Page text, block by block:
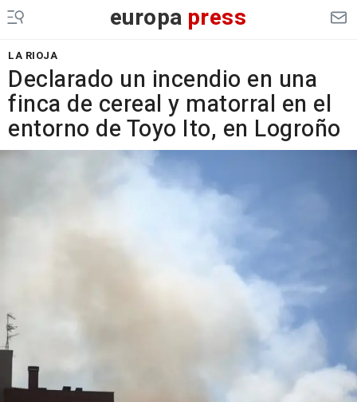
europa press
LA RIOJA
Declarado un incendio en una
finca de cereal y matorral en el
entorno de Toyo Ito, en Logroño